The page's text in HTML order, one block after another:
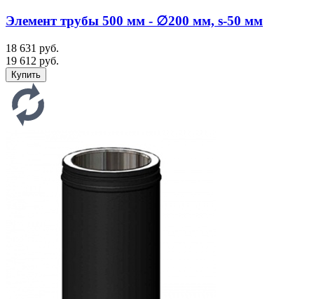
Элемент трубы 500 мм - ∅200 мм, s-50 мм
18 631 руб.
19 612 руб.